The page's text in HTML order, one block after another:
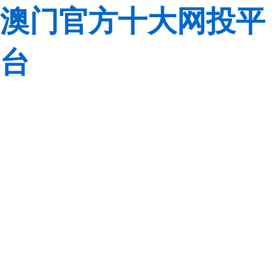
澳门官方十大网投平
台